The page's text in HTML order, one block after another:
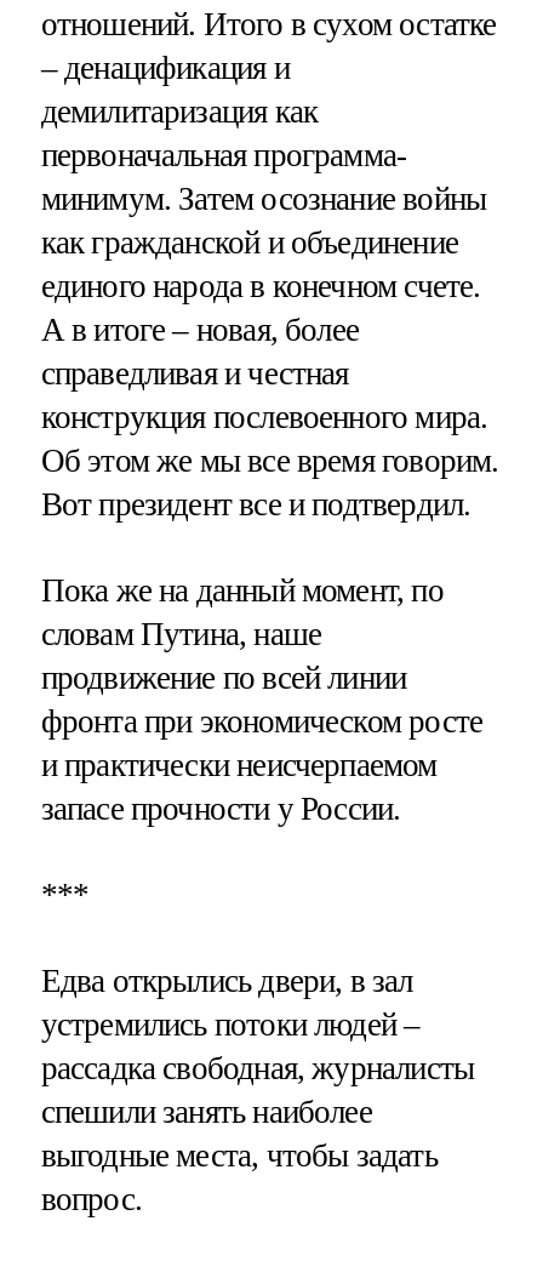
отношений. Итого в сухом остатке
– денацификация и
демилитаризация как
первоначальная программа-
минимум. Затем осознание войны
как гражданской и объединение
единого народа в конечном счете.
А в итоге – новая, более
справедливая и честная
конструкция послевоенного мира.
Об этом же мы все время говорим.
Вот президент все и подтвердил.
Пока же на данный момент, по
словам Путина, наше
продвижение по всей линии
фронта при экономическом росте
и практически неисчерпаемом
запасе прочности у России.
***
Едва открылись двери, в зал
устремились потоки людей –
рассадка свободная, журналисты
спешили занять наиболее
выгодные места, чтобы задать
вопрос.